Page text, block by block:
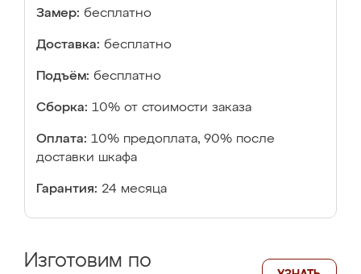
Замер: бесплатно
Доставка: бесплатно
Подъём: бесплатно
Сборка: 10% от стоимости заказа
Оплата: 10% предоплата, 90% после
доставки шкафа
Гарантия: 24 месяца
Изготовим по